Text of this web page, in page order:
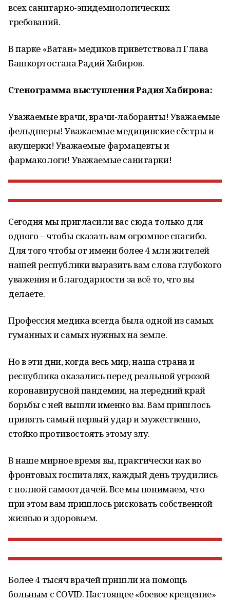
всех санитарно-эпидемиологических
требований.
В парке «Ватан» медиков приветствовал Глава
Башкортостана Радий Хабиров.
Стенограмма выступления Радия Хабирова:
Уважаемые врачи, врачи-лаборанты! Уважаемые
фельдшеры! Уважаемые медицинские сёстры и
акушерки! Уважаемые фармацевты и
фармакологи! Уважаемые санитарки!
Сегодня мы пригласили вас сюда только для
одного – чтобы сказать вам огромное спасибо.
Для того чтобы от имени более 4 млн жителей
нашей республики выразить вам слова глубокого
уважения и благодарности за всё то, что вы
делаете.
Профессия медика всегда была одной из самых
гуманных и самых нужных на земле.
Но в эти дни, когда весь мир, наша страна и
республика оказались перед реальной угрозой
коронавирусной пандемии, на передний край
борьбы с ней вышли именно вы. Вам пришлось
принять самый первый удар и мужественно,
стойко противостоять этому злу.
В наше мирное время вы, практически как во
фронтовых госпиталях, каждый день трудились
с полной самоотдачей. Все мы понимаем, что
при этом вам пришлось рисковать собственной
жизнью и здоровьем.
Более 4 тысяч врачей пришли на помощь
больным с COVID. Настоящее «боевое крещение»